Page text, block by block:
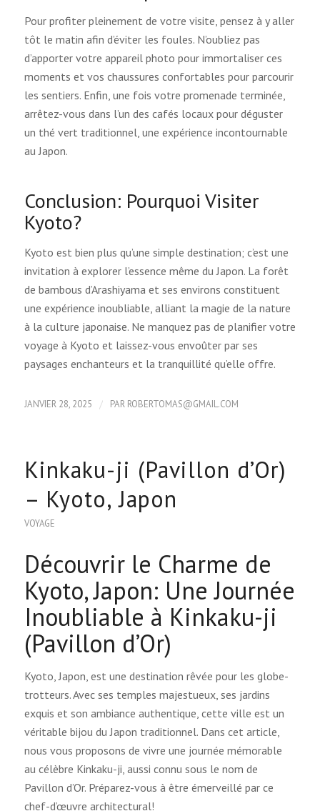
Pour profiter pleinement de votre visite, pensez à y aller
tôt le matin afin d’éviter les foules. N’oubliez pas
d’apporter votre appareil photo pour immortaliser ces
moments et vos chaussures confortables pour parcourir
les sentiers. Enfin, une fois votre promenade terminée,
arrêtez-vous dans l’un des cafés locaux pour déguster
un thé vert traditionnel, une expérience incontournable
au Japon.
Conclusion: Pourquoi Visiter
Kyoto?
Kyoto est bien plus qu’une simple destination; c’est une
invitation à explorer l’essence même du Japon. La forêt
de bambous d’Arashiyama et ses environs constituent
une expérience inoubliable, alliant la magie de la nature
à la culture japonaise. Ne manquez pas de planifier votre
voyage à Kyoto et laissez-vous envoûter par ses
paysages enchanteurs et la tranquillité qu’elle offre.
JANVIER 28, 2025 / PAR ROBERTOMAS@GMAIL.COM
Kinkaku-ji (Pavillon d’Or)
– Kyoto, Japon
VOYAGE
Découvrir le Charme de
Kyoto, Japon: Une Journée
Inoubliable à Kinkaku-ji
(Pavillon d’Or)
Kyoto, Japon, est une destination rêvée pour les globe-
trotteurs. Avec ses temples majestueux, ses jardins
exquis et son ambiance authentique, cette ville est un
véritable bijou du Japon traditionnel. Dans cet article,
nous vous proposons de vivre une journée mémorable
au célèbre Kinkaku-ji, aussi connu sous le nom de
Pavillon d’Or. Préparez-vous à être émerveillé par ce
chef-d’œuvre architectural!